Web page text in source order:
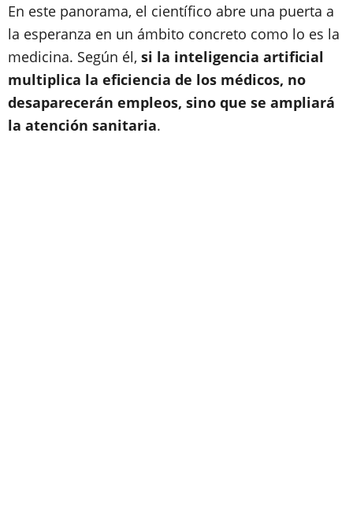
En este panorama, el científico abre una puerta a
la esperanza en un ámbito concreto como lo es la
medicina. Según él, si la inteligencia artificial
multiplica la eficiencia de los médicos, no
desaparecerán empleos, sino que se ampliará
la atención sanitaria.